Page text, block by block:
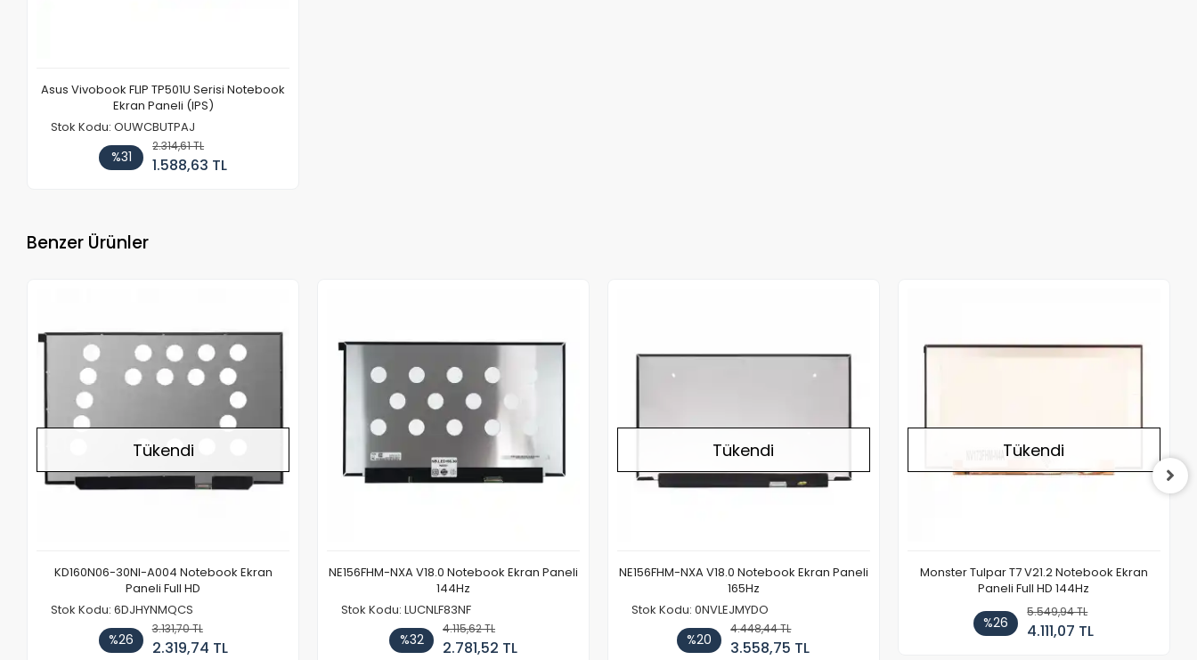
Asus Vivobook FLIP TP501U Serisi Notebook
Ekran Paneli (IPS)
Stok Kodu: OUWCBUTPAJ
%31
2.314,61 TL
1.588,63 TL
Benzer Ürünler
Tükendi
KD160N06-30NI-A004 Notebook Ekran
Paneli Full HD
Stok Kodu: 6DJHYNMQCS
%26
3.131,70 TL
2.319,74 TL
NE156FHM-NXA V18.0 Notebook Ekran Paneli
144Hz
Stok Kodu: LUCNLF83NF
%32
4.115,62 TL
2.781,52 TL
Tükendi
NE156FHM-NXA V18.0 Notebook Ekran Paneli
165Hz
Stok Kodu: 0NVLEJMYDO
%20
4.448,44 TL
3.558,75 TL
Tükendi
Monster Tulpar T7 V21.2 Notebook Ekran
Paneli Full HD 144Hz
%26
5.549,94 TL
4.111,07 TL